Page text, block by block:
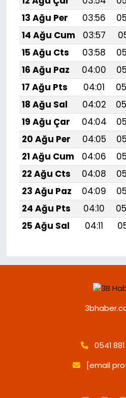
13 Ağu Per
03:56
14 Ağu Cum
03:57
15 Ağu Cts
03:58
16 Ağu Paz
04:00
17 Ağu Pts
04:01
18 Ağu Sal
04:02
19 Ağu Çar
04:04
20 Ağu Per
04:05
21 Ağu Cum
04:06
22 Ağu Cts
04:08
23 Ağu Paz
04:09
24 Ağu Pts
04:10
25 Ağu Sal
04:11
0541
[email